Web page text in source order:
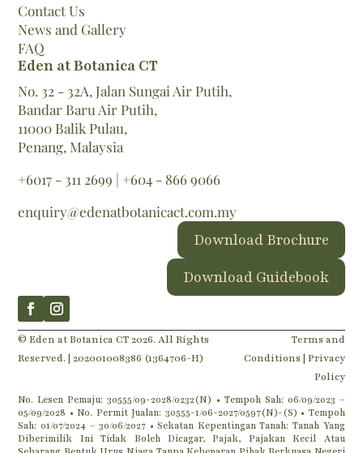
Contact Us
News and Gallery
FAQ
Eden at Botanica CT
No. 32 - 32A, Jalan Sungai Air Putih,
Bandar Baru Air Putih,
11000 Balik Pulau,
Penang, Malaysia
+6017 - 311 2699 | +604 - 866 9066
enquiry@edenatbotanicact.com.my
Download Brochure
Download Guidebook
© Eden at Botanica CT 2026. All Rights
Reserved. | 202001008386 (1364706-H)
Terms and
Conditions | Privacy
Policy
No. Lesen Pemaju: 30555/09-2028/0232(N) • Tempoh Sah: 06/09/2023 –
05/09/2028 • No. Permit Jualan: 30555-1/06-2027/0597(N)-(S) • Tempoh
Sah: 01/07/2024 – 30/06/2027 • Sekatan Kepentingan Tanah: Tanah Yang
Diberimilik Ini Tidak Boleh Dicagar, Pajak, Pajakan Kecil Atau